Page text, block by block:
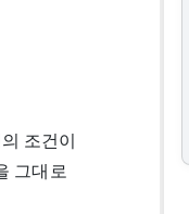
조건이
그대로